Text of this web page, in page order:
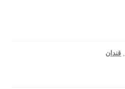
, قندان